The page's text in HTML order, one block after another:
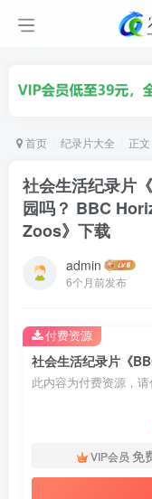
首页 纪录片大全 正文
社会生活纪录片
园吗？ BBC
Zoos》下载
admin
6个月前发布
此内容为付费资源，
VIP会员 免
付费资源